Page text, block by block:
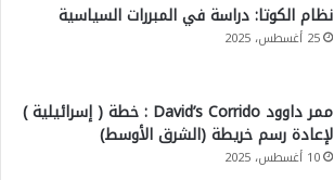
نظام الكوتا: دراسة في المبررات السياسية
25 أغسطس، 2025
ممر داوود David’s Corrido : خطة ( إسرائيلية )
لإعادة رسم خريطة (الشرق الأوسط)
10 أغسطس، 2025